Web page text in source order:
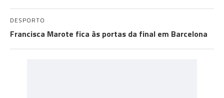
DESPORTO
Francisca Marote fica às portas da final em Barcelona